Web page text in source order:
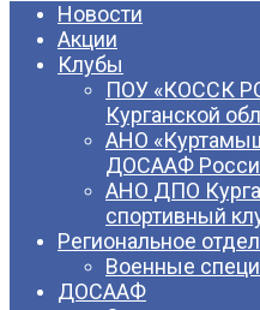
Новости
Акции
Клубы
ПОУ «КОССК
Курганской
АНО
ДОСААФ
АНО ДПО
спортивный
Региональное
Военные
ДОСААФ